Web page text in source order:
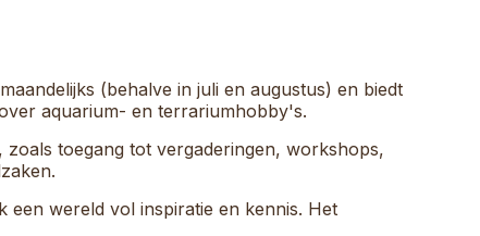
(behalve in juli en augustus) en biedt
aquarium- en terrariumhobby's.
toegang tot vergaderingen, workshops,
een wereld vol inspiratie en kennis. Het